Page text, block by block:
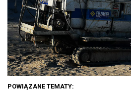
POWIĄZANE TEMATY: